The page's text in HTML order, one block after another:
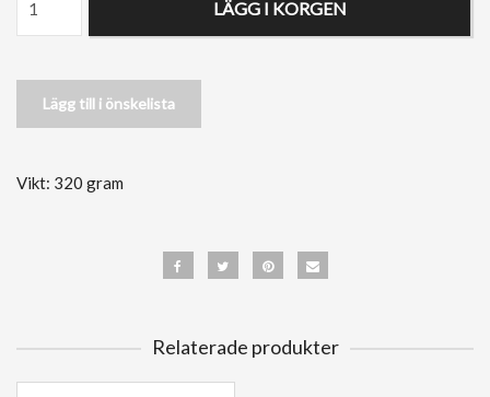
LÄGG I KORGEN
Lägg till i önskelista
Vikt: 320 gram
Relaterade produkter